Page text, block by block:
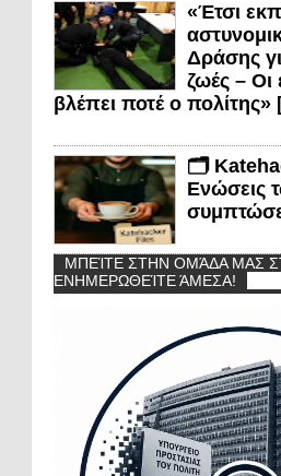
«Έτσι
Δράσης
ζωές – Οι
βλέπει ποτέ ο πολίτης»
🗂️
Ενώσεις
ΜΠΕΊΤΕ ΣΤΗΝ ΟΜΆΔΑ ΜΑΣ
ΕΝΗΜΕΡΩΘΕΊΤΕ ΆΜΕΣΑ!